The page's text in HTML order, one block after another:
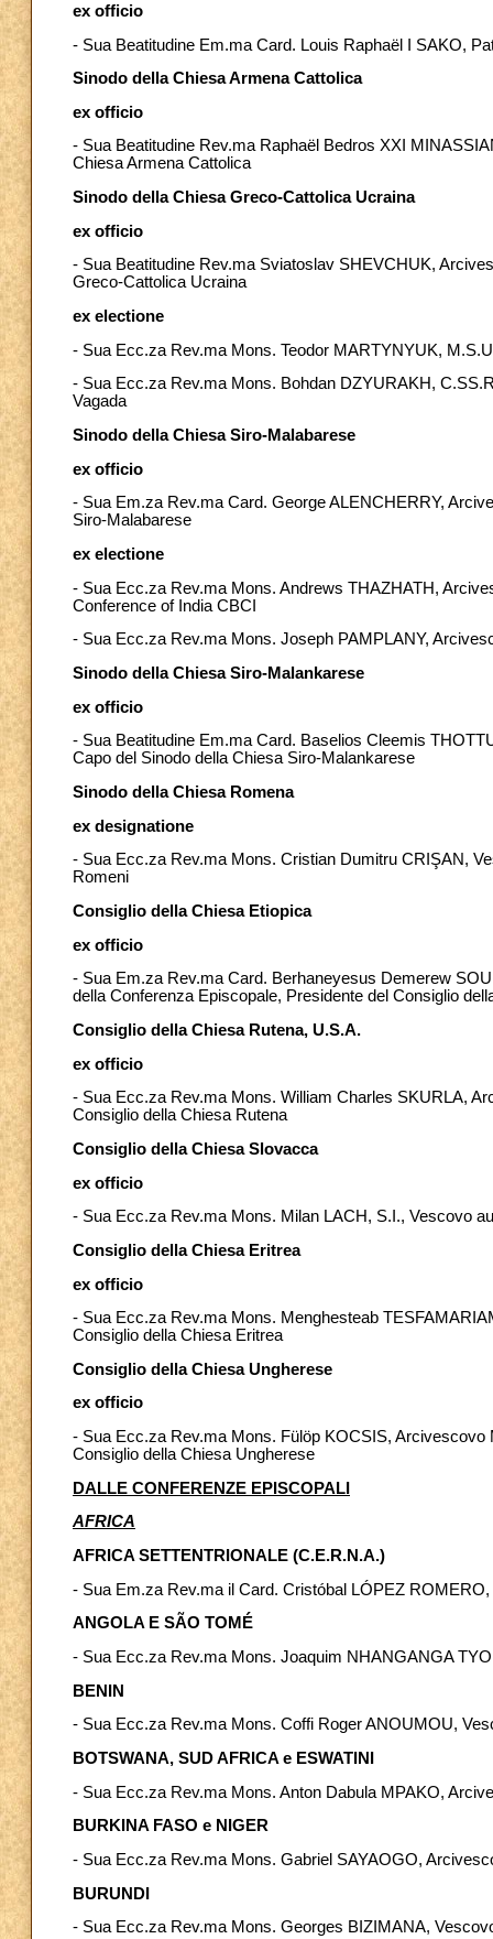
ex officio
- Sua Beatitudine Em.ma Card. Louis Raphaël I SAKO,
Sinodo della Chiesa Armena Cattolica
ex officio
- Sua Beatitudine Rev.ma Raphaël Bedros XXI
Chiesa Armena Cattolica
Sinodo della Chiesa Greco-Cattolica Ucraina
ex officio
- Sua Beatitudine Rev.ma Sviatoslav SHEVCHUK,
Greco-Cattolica Ucraina
ex electione
- Sua Ecc.za Rev.ma Mons. Teodor MARTYNYUK,
- Sua Ecc.za Rev.ma Mons. Bohdan DZYURAKH,
Vagada
Sinodo della Chiesa Siro-Malabarese
ex officio
- Sua Em.za Rev.ma Card. George ALENCHERRY,
Siro-Malabarese
ex electione
- Sua Ecc.za Rev.ma Mons. Andrews THAZHATH,
Conference of India CBCI
- Sua Ecc.za Rev.ma Mons. Joseph PAMPLANY,
Sinodo della Chiesa Siro-Malankarese
ex officio
- Sua Beatitudine Em.ma Card. Baselios Cleemis
Capo del Sinodo della Chiesa Siro-Malankarese
Sinodo della Chiesa Romena
ex designatione
- Sua Ecc.za Rev.ma Mons. Cristian Dumitru CRIŞAN,
Romeni
Consiglio della Chiesa Etiopica
ex officio
- Sua Em.za Rev.ma Card. Berhaneyesus Demerew
della Conferenza Episcopale, Presidente del Consiglio
Consiglio della Chiesa Rutena, U.S.A.
ex officio
- Sua Ecc.za Rev.ma Mons. William Charles SKURLA,
Consiglio della Chiesa Rutena
Consiglio della Chiesa Slovacca
ex officio
- Sua Ecc.za Rev.ma Mons. Milan LACH, S.I., Vescovo
Consiglio della Chiesa Eritrea
ex officio
- Sua Ecc.za Rev.ma Mons. Menghesteab
Consiglio della Chiesa Eritrea
Consiglio della Chiesa Ungherese
ex officio
- Sua Ecc.za Rev.ma Mons. Fülöp KOCSIS, Arcivescovo
Consiglio della Chiesa Ungherese
DALLE CONFERENZE EPISCOPALI
AFRICA
AFRICA SETTENTRIONALE (C.E.R.N.A.)
- Sua Em.za Rev.ma il Card. Cristóbal LÓPEZ
ANGOLA E SÃO TOMÉ
- Sua Ecc.za Rev.ma Mons. Joaquim NHANGANGA
BENIN
- Sua Ecc.za Rev.ma Mons. Coffi Roger ANOUMOU,
BOTSWANA, SUD AFRICA e ESWATINI
- Sua Ecc.za Rev.ma Mons. Anton Dabula MPAKO,
BURKINA FASO e NIGER
- Sua Ecc.za Rev.ma Mons. Gabriel SAYAOGO,
BURUNDI
- Sua Ecc.za Rev.ma Mons. Georges BIZIMANA,